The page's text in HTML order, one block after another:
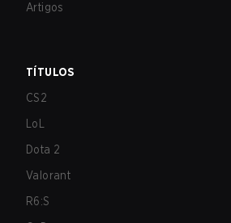
Artigos
TÍTULOS
CS2
LoL
Dota 2
Valorant
R6:S